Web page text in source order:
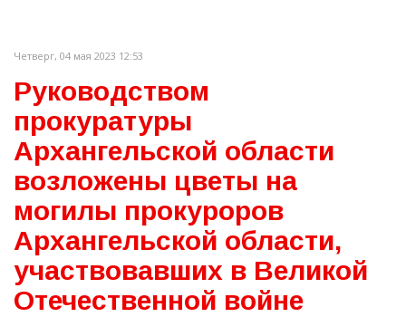
Четверг, 04 мая 2023 12:53
Руководством
прокуратуры
Архангельской области
возложены цветы на
могилы прокуроров
Архангельской области,
участвовавших в Великой
Отечественной войне